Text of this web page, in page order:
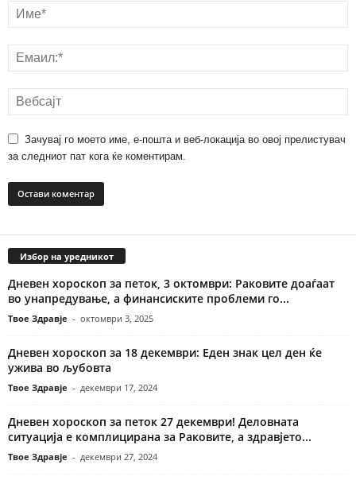
Зачувај го моето име, е-пошта и веб-локација во овој прелистувач
за следниот пат кога ќе коментирам.
Избор на уредникот
Дневен хороскоп за петок, 3 октомври: Раковите доаѓаат
во унапредување, а финансиските проблеми го...
Твое Здравје - октомври 3, 2025
Дневен хороскоп за 18 декември: Еден знак цел ден ќе
ужива во љубовта
Твое Здравје - декември 17, 2024
Дневен хороскоп за петок 27 декември! Деловната
ситуација е комплицирана за Раковите, а здравјето...
Твое Здравје - декември 27, 2024